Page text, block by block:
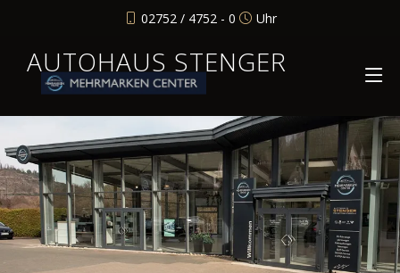
02752 / 4752 - 0 Uhr
AUTOHAUS STENGER